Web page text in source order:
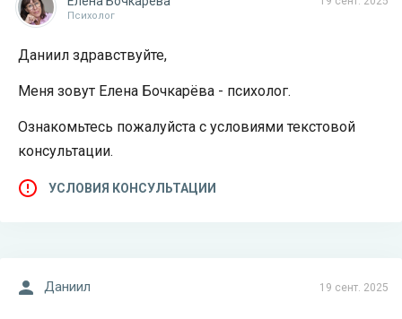
Психолог
Даниил здравствуйте,
Меня зовут Елена Бочкарёва - психолог.
Ознакомьтесь пожалуйста с условиями текстовой
консультации.
УСЛОВИЯ КОНСУЛЬТАЦИИ
19 сент. 2025
Даниил